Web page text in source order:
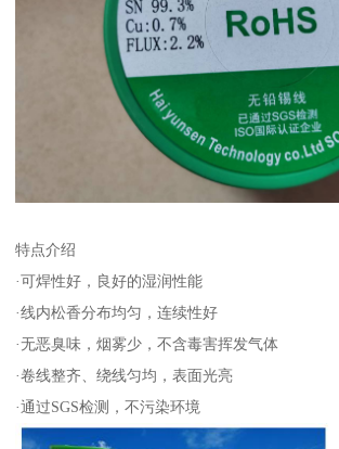
特点介绍
·可焊性好，良好的湿润性能
·线内松香分布均匀，连续性好
·无恶臭味，烟雾少，不含毒害挥发气体
·卷线整齐、绕线匀均，表面光亮
·通过SGS检测，不污染环境